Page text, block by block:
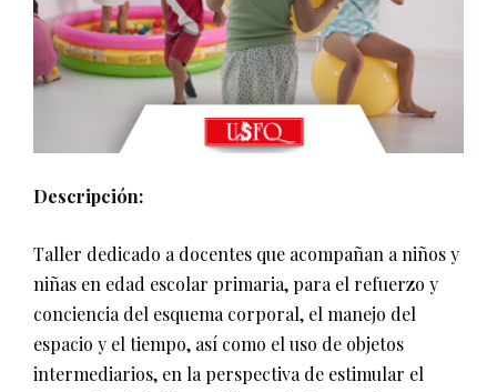
Descripción:
Taller dedicado a docentes que acompañan a niños y
niñas en edad escolar primaria, para el refuerzo y
conciencia del esquema corporal, el manejo del
espacio y el tiempo, así como el uso de objetos
intermediarios, en la perspectiva de estimular el